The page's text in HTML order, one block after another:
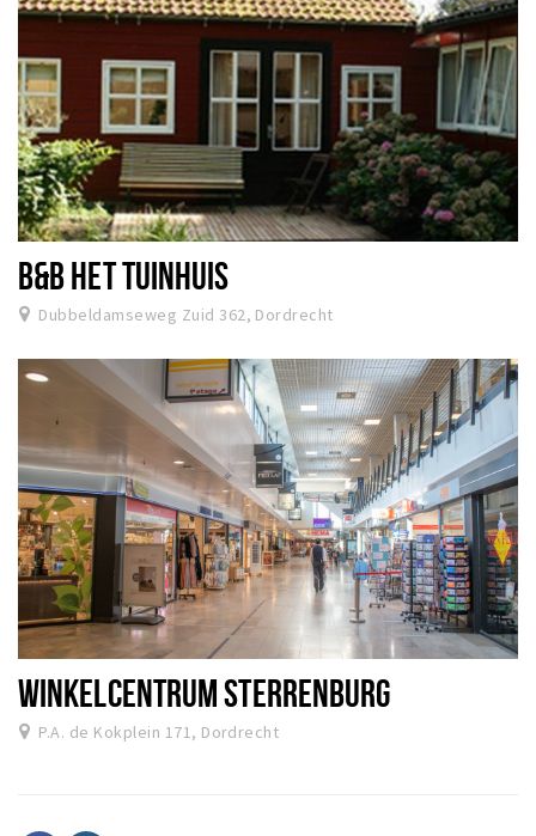
B&B HET TUINHUIS
Dubbeldamseweg Zuid 362, Dordrecht
WINKELCENTRUM STERRENBURG
P.A. de Kokplein 171, Dordrecht